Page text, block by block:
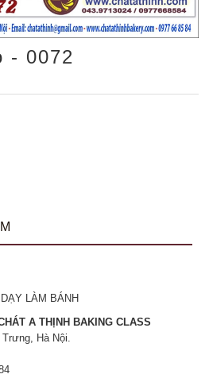
- 0072
LÀM BÁNH
A THỊNH BAKING CLASS
Hà Nội.